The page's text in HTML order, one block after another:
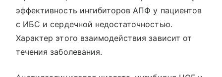
эффективность ингибиторов АПФ у пациентов
с ИБС и сердечной недостаточностью.
Характер этого взаимодействия зависит от
течения заболевания.